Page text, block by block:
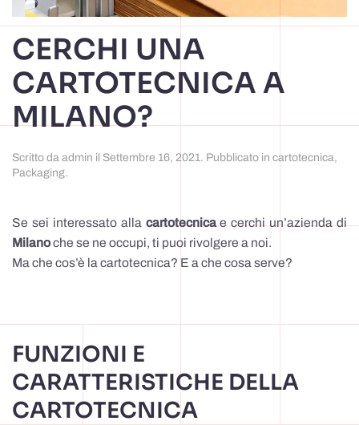
CERCHI UNA
CARTOTECNICA A
MILANO?
Scritto da admin il Settembre 16, 2021 . Pubblicato in cartotecnica,
Packaging.
Se sei interessato alla cartotecnicae cerchi un’azienda di
Milanoche se ne occupi, ti puoi rivolgere a noi.
Ma che cos’è la cartotecnica? E a che cosa serve?
FUNZIONI E
CARATTERISTICHE DELLA
CARTOTECNICA